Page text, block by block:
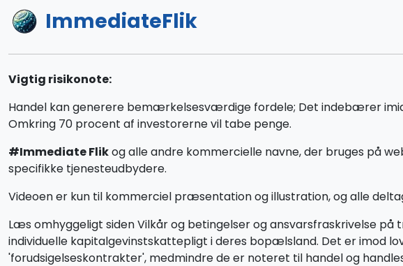
ImmediateFlik
Vigtig risikonote:
Handel kan generere bemærkelsesværdige fordele; Det indebærer
Omkring 70 procent af investorerne vil tabe penge.
#Immediate Flikog alle andre kommercielle navne, der bruges på
specifikke tjenesteudbydere.
Videoen er kun til kommerciel præsentation og illustration, og alle
Læs omhyggeligt siden Vilkår og betingelser og ansvarsfraskrivelse
individuelle kapitalgevinstskattepligt i deres bopælsland. Det er imod
'forudsigelseskontrakter', medmindre de er noteret til handel og